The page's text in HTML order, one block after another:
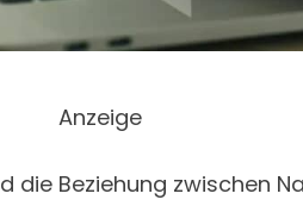
Anzeige
die Beziehung zwischen